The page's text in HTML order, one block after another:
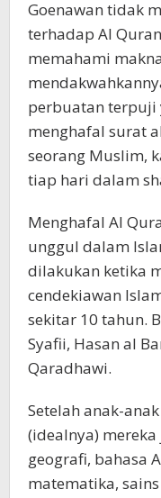
Goenawan tidak
terhadap Al
memahami
perbuatan terpuji
menghafal surat
seorang Muslim,
tiap hari dalam
Menghafal Al
unggul dalam
dilakukan ketika
cendekiawan
sekitar 10 tahun.
Syafii, Hasan al
Qaradhawi.
Setelah anak-
(idealnya)
geografi, bahasa
matematika,